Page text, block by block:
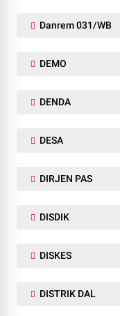
Danrem 031/WB
DEMO
DENDA
DESA
DIRJEN PAS
DISDIK
DISKES
DISTRIK DAL